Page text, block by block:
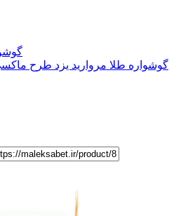
گوشواره طلا مروارید یزد طرح ماکسي